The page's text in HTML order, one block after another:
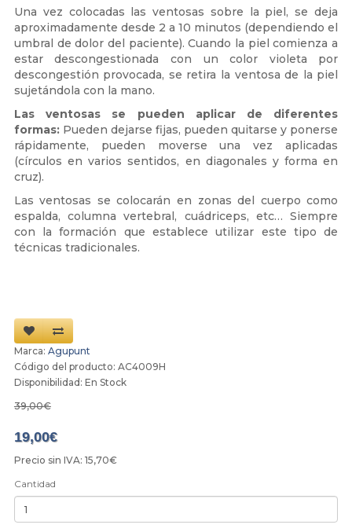
Una vez colocadas las ventosas sobre la piel, se deja
aproximadamente desde 2 a 10 minutos (dependiendo el
umbral de dolor del paciente). Cuando la piel comienza a
estar descongestionada con un color violeta por
descongestión provocada, se retira la ventosa de la piel
sujetándola con la mano.
Las ventosas se pueden aplicar de diferentes
formas:Pueden dejarse fijas, pueden quitarse y ponerse
rápidamente, pueden moverse una vez aplicadas
(círculos en varios sentidos, en diagonales y forma en
cruz).
Las ventosas se colocarán en zonas del cuerpo como
espalda, columna vertebral, cuádriceps, etc… Siempre
con la formación que establece utilizar este tipo de
técnicas tradicionales.
Marca: Agupunt
Código del producto: AC4009H
Disponibilidad: En Stock
39,00€
19,00€
Precio sin IVA: 15,70€
Cantidad